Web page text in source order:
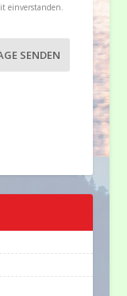
einverstanden.
SENDEN